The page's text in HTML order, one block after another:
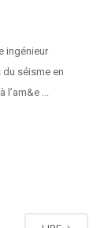
ingénieur
séisme en
l’am&e ...